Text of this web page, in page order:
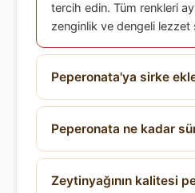
tercih edin. Tüm renkleri
zenginlik ve dengeli lezzet
Peperonata'ya sirke
Peperonata ne kadar
Zeytinyağının kalitesi